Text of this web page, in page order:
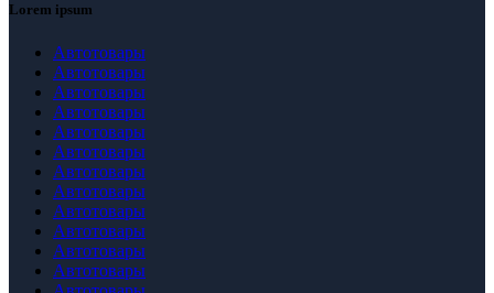
Lorem ipsum
Автотовары
Автотовары
Автотовары
Автотовары
Автотовары
Автотовары
Автотовары
Автотовары
Автотовары
Автотовары
Автотовары
Автотовары